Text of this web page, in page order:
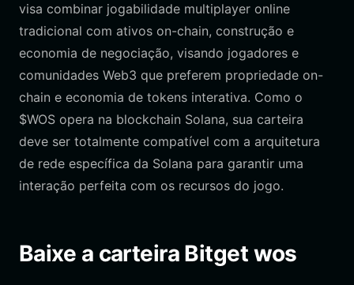
visa combinar jogabilidade multiplayer online
tradicional com ativos on-chain, construção e
economia de negociação, visando jogadores e
comunidades Web3 que preferem propriedade on-
chain e economia de tokens interativa. Como o
$WOS opera na blockchain Solana, sua carteira
deve ser totalmente compatível com a arquitetura
de rede específica da Solana para garantir uma
interação perfeita com os recursos do jogo.
Baixe a carteira Bitget wos